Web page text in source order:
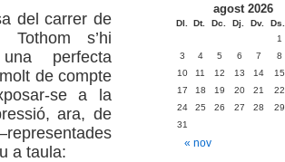
del carrer de
s’hi
perfecta
de compte
se a la
ara, de
a taula:
agost 2026
Dl. Dt. Dc. Dj. Dv. Ds.
« nov
1
3
4 5 6 7 8
10
11 12 13 14 15
17
18 19 20 21 22
24
25 26 27 28 29
31